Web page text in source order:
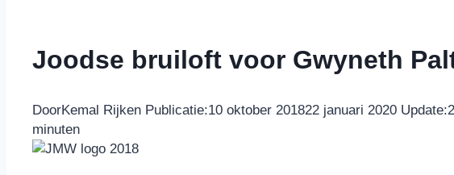
Joodse bruiloft voor Gwyneth
DoorKemal Rijken Publicatie:10 oktober 201822 januari 2020 Update:
minuten